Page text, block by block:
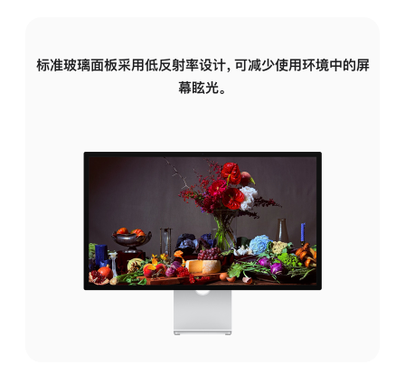
标准玻璃面板采用低反射率设计，可减少使用环境中的屏
幕眩光。